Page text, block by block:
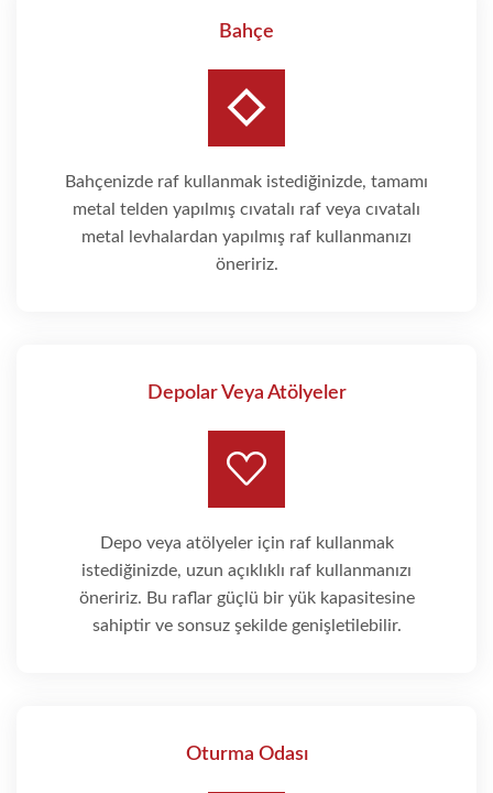
Bahçe
Bahçenizde raf kullanmak istediğinizde, tamamı
metal telden yapılmış cıvatalı raf veya cıvatalı
metal levhalardan yapılmış raf kullanmanızı
öneririz.
Depolar Veya Atölyeler
Depo veya atölyeler için raf kullanmak
istediğinizde, uzun açıklıklı raf kullanmanızı
öneririz. Bu raflar güçlü bir yük kapasitesine
sahiptir ve sonsuz şekilde genişletilebilir.
Oturma Odası